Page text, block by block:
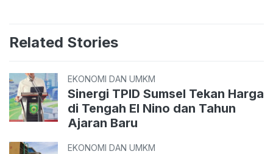
Related Stories
EKONOMI DAN UMKM
Sinergi TPID Sumsel Tekan Harga
di Tengah El Nino dan Tahun
Ajaran Baru
EKONOMI DAN UMKM